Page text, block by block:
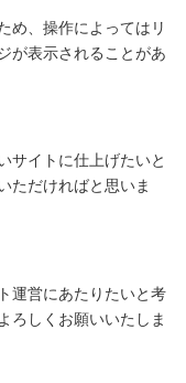
め、操作によってはリ
が表示されることがあ
サイトに仕上げたいと
ただければと思いま
運営にあたりたいと考
ろしくお願いいたしま